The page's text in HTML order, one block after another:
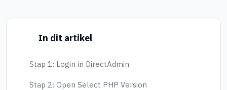
In dit artikel
Stap 1: Login in DirectAdmin
Stap 2: Open Select PHP Version